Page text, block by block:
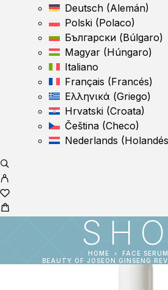
Deutsch (Alemán)
Polski (Polaco)
Български (Búlgaro)
Magyar (Húngaro)
Italiano
Français (Francés)
Ελληνικά (Griego)
Hrvatski (Croata)
Čeština (Checo)
Nederlands (Holandés
HOME
FACE
BEAUTY OF JOSEON GINSENG